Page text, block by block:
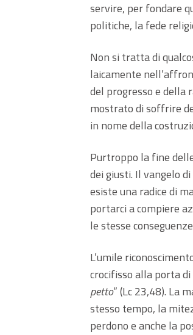
servire, per fondare
politiche, la fede
Non si tratta di
laicamente
del progresso e della
mostrato di soffrire
in nome della
Purtroppo la fine
dei giusti. Il vangelo
esiste una radice di
portarci a compiere
le stesse
L’umile
crocifisso alla porta di
petto” (Lc 23,48). La
stesso tempo, la
perdono e anche la